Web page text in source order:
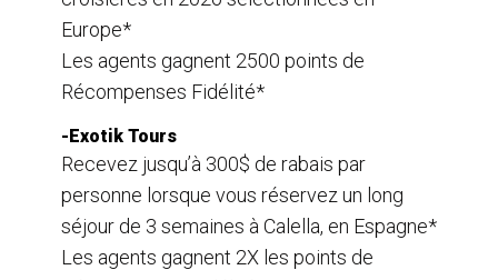
Europe*
Les agents gagnent 2500 points de
Récompenses Fidélité*
-Exotik Tours
Recevez jusqu’à 300$ de rabais par
personne lorsque vous réservez un long
séjour de 3 semaines à Calella, en Espagne*
Les agents gagnent 2X les points de